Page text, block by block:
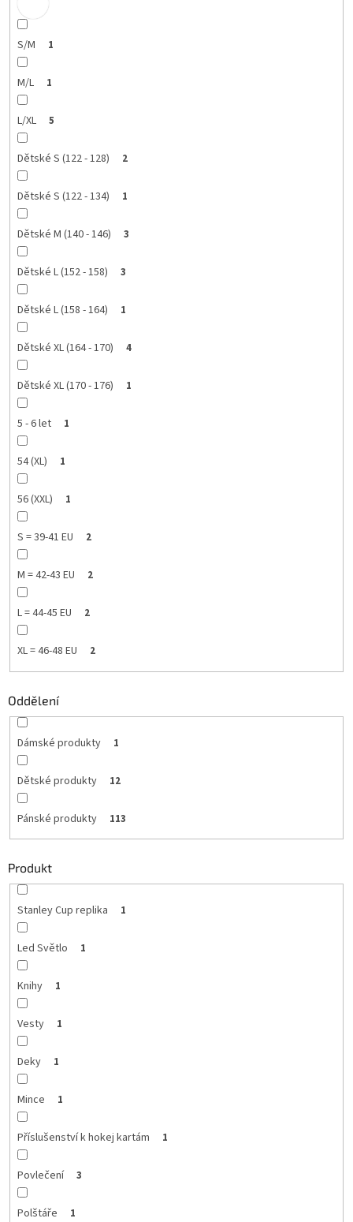
S/M 1
M/L 1
L/XL 5
Dětské S (122 - 128) 2
Dětské S (122 - 134) 1
Dětské M (140 - 146) 3
Dětské L (152 - 158) 3
Dětské L (158 - 164) 1
Dětské XL (164 - 170) 4
Dětské XL (170 - 176) 1
5 - 6 let 1
54 (XL) 1
56 (XXL) 1
S = 39-41 EU 2
M = 42-43 EU 2
L = 44-45 EU 2
XL = 46-48 EU 2
Oddělení
Dámské produkty 1
Dětské produkty 12
Pánské produkty 113
Produkt
Stanley Cup replika 1
Led Světlo 1
Knihy 1
Vesty 1
Deky 1
Mince 1
Příslušenství k hokej kartám 1
Povlečení 3
Polštáře 1